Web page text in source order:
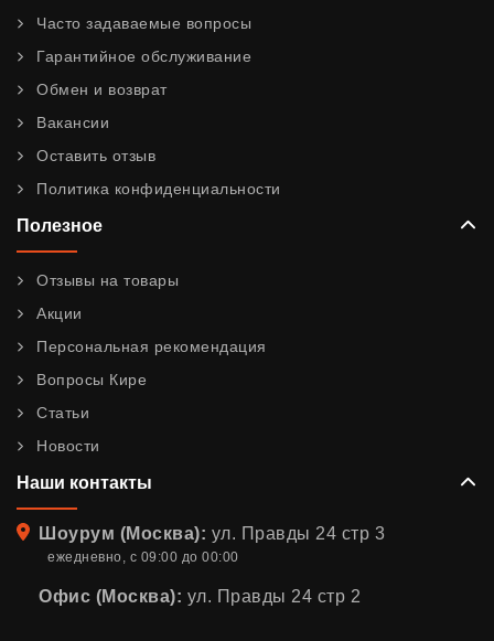
Часто задаваемые вопросы
Гарантийное обслуживание
Обмен и возврат
Вакансии
Оставить отзыв
Политика конфиденциальности
Полезное
Отзывы на товары
Акции
Персональная рекомендация
Вопросы Кире
Статьи
Новости
Наши контакты
Адрес
Шоурум (Москва): ул. Правды 24 стр 3
ежедневно, с 09:00 до 00:00
Офис (Москва): ул. Правды 24 стр 2